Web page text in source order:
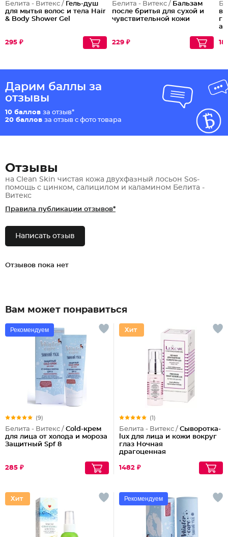
Белита - Витекс / Гель-душ
для мытья волос и тела Hair
& Body Shower Gel
295 ₽
Белита - Витекс / Бальзам
после бритья для сухой и
чувствительной кожи
229 ₽
Дарим баллы за
отзывы
10 баллов за отзыв*
20 баллов за отзыв с фото товара
Отзывы
на Clean Skin чистая кожа двухфазный лосьон Sos-
помощь с цинком, салицилом и каламином Белита -
Витекс
Правила публикации отзывов*
Написать отзыв
Отзывов пока нет
Вам может понравиться
Рекомендуем
(9)
Белита - Витекс / Cold-крем
для лица от холода и мороза
Защитный Spf 8
285 ₽
(1)
Белита - Витекс / Сыворотка-
lux для лица и кожи вокруг
глаз Ночная
драгоценная
1482 ₽
Рекомендуем